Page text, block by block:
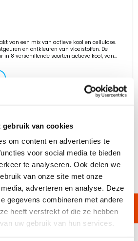
gebruik van cookies
om content en advertenties te
voor social media te bieden
te analyseren. Ook delen we
van onze site met onze
adverteren en analyse. Deze
gegevens combineren met andere
heeft verstrekt of die ze hebben
uw gebruik van hun services.
van een mix van actieve kool en cellulose.
en ontkleuren van vloeistoffen. De
in 8 verschillende soorten actieve kool, van